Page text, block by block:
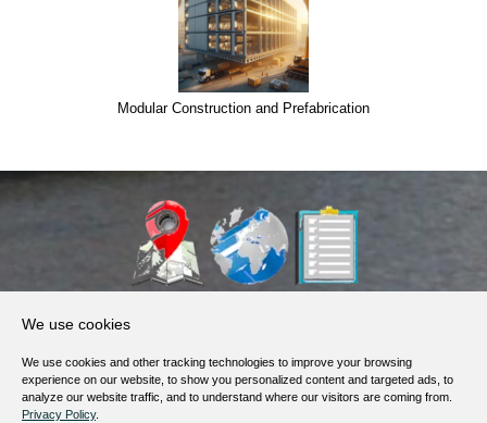
Modular Construction and Prefabrication
Terms of Service
Privacy Policy
We use cookies
We use cookies and other tracking technologies to improve your browsing
experience on our website, to show you personalized content and targeted ads, to
analyze our website traffic, and to understand where our visitors are coming from.
Privacy Policy.